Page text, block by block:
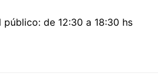
de 12:30 a 18:30 hs